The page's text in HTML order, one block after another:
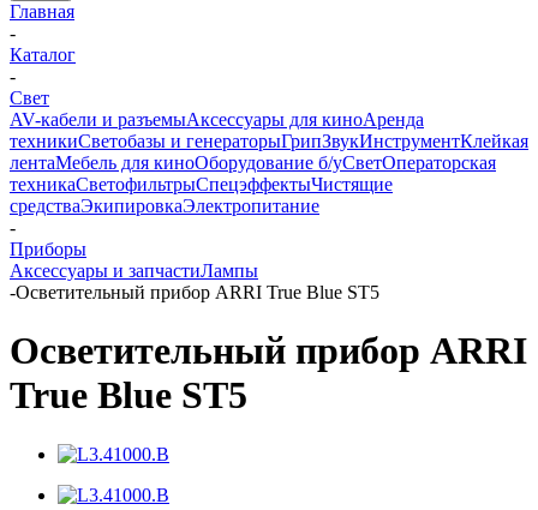
Главная
-
Каталог
-
Свет
AV-кабели и разъемыАксессуары для киноАренда
техникиСветобазы и генераторыГрипЗвукИнструментКлейкая
лентаМебель для киноОборудование б/уСветОператорская
техникаСветофильтрыСпецэффектыЧистящие
средстваЭкипировкаЭлектропитание
-
Приборы
Аксессуары и запчастиЛампы
-Осветительный прибор ARRI True Blue ST5
Осветительный прибор ARRI
True Blue ST5